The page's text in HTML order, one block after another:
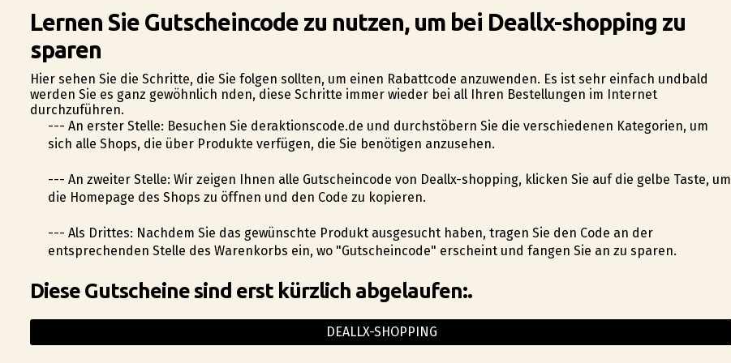
Lernen Sie Gutscheincode zu nutzen, um bei Deallx-shopping zu
sparen
Hier sehen Sie die Schritte, die Sie folgen sollten, um einen Rabattcode anzuwenden. Es ist sehr einfach undbald
werden Sie es ganz gewöhnlich finden, diese Schritte immer wieder bei all Ihren Bestellungen im Internet
durchzuführen.
--- An erster Stelle: Besuchen Sie deraktionscode.de und durchstöbern Sie die verschiedenen Kategorien, um
sich alle Shops, die über Produkte verfügen, die Sie benötigen anzusehen.
--- An zweiter Stelle: Wir zeigen Ihnen alle Gutscheincode von Deallx-shopping, klicken Sie auf die gelbe Taste, um
die Homepage des Shops zu öffnen und den Code zu kopieren.
--- Als Drittes: Nachdem Sie das gewünschte Produkt ausgesucht haben, tragen Sie den Code an der
entsprechenden Stelle des Warenkorbs ein, wo "Gutscheincode" erscheint und fangen Sie an zu sparen.
Diese Gutscheine sind erst kürzlich abgelaufen:.
DEALLX-SHOPPING